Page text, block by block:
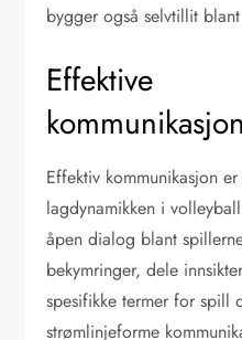
bygger også selvtillit
Effektive
Effektiv kommunikasjon
lagdynamikken i
åpen dialog blant
bekymringer, dele
spesifikke termer for spill
strømlinjeforme